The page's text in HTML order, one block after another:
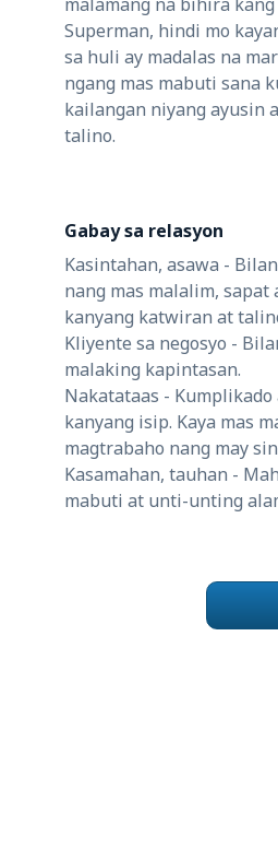
Superman, hindi mo
sa huli ay madalas na
ngang mas mabuti sana
kailangan niyang ayusin
talino.
Gabay sa relasyon
Kasintahan, asawa -
nang mas malalim,
kanyang katwiran at
Kliyente sa negosyo -
malaking kapintasan.
Nakatataas -
kanyang isip. Kaya mas
magtrabaho nang may
Kasamahan, tauhan -
mabuti at unti-unting